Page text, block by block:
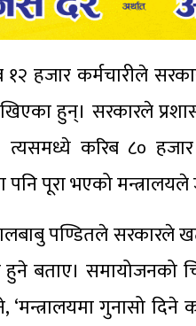
१२ हजार कर्मचारीले
हुन्। सरकारले
करिब ८०
पनि पूरा भएको
पण्डितले सरकारले
हुने बताए। समायोजनको
गुनासो दिने